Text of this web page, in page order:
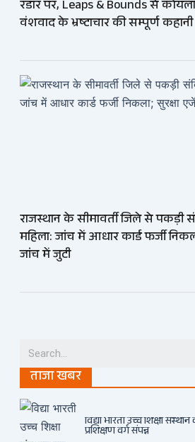
रडार पर, Leaps & Bounds से
वंशवाद के भ्रष्टाचार की सम्पूर्ण कहानी
राजस्थान के सीमावर्ती जिले से पकड़ी
महिला: जांच में आधार कार्ड फर्जी
जांच में जुटी
ताजा खबर
विद्या भारती उच्च शिक्षा
प्रशिक्षण वर्ग संपन्न